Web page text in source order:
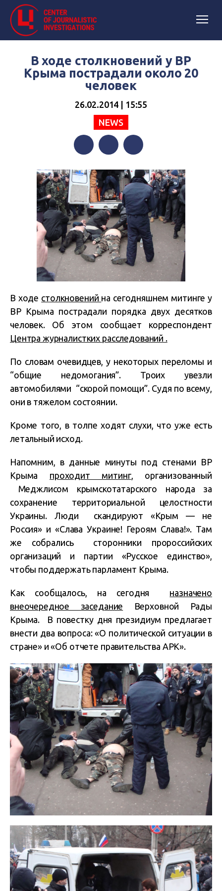
В ходе столкновений у ВР
Крыма пострадали около 20
человек
26.02.2014 | 15:55
NEWS
В ходе столкновений на сегодняшнем митинге у
ВР Крыма пострадали порядка двух десятков
человек. Об этом сообщает корреспондент
Центра журналистких расследований .
По словам очевидцев, у некоторых переломы и
“общие недомогания”. Троих увезли
автомобилями “скорой помощи”. Судя по всему,
они в тяжелом состоянии.
Кроме того, в толпе ходят слухи, что уже есть
летальный исход.
Напомним, в данные минуты под стенами ВР
Крыма проходит митинг, организованный
Меджлисом крымскотатарского народа за
сохранение территориальной целостности
Украины. Люди скандируют «Крым — не
Россия» и «Слава Украине! Героям Слава!». Там
же собрались сторонники пророссийских
организаций и партии «Русское единство»,
чтобы поддержать парламент Крыма.
Как сообщалось, на сегодня назначено
внеочередное заседание Верховной Рады
Крыма. В повестку дня президиум предлагает
внести два вопроса: «О политической ситуации в
стране» и «Об отчете правительства АРК».